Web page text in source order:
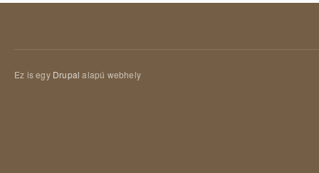
Ez is egy Drupal alapú webhely